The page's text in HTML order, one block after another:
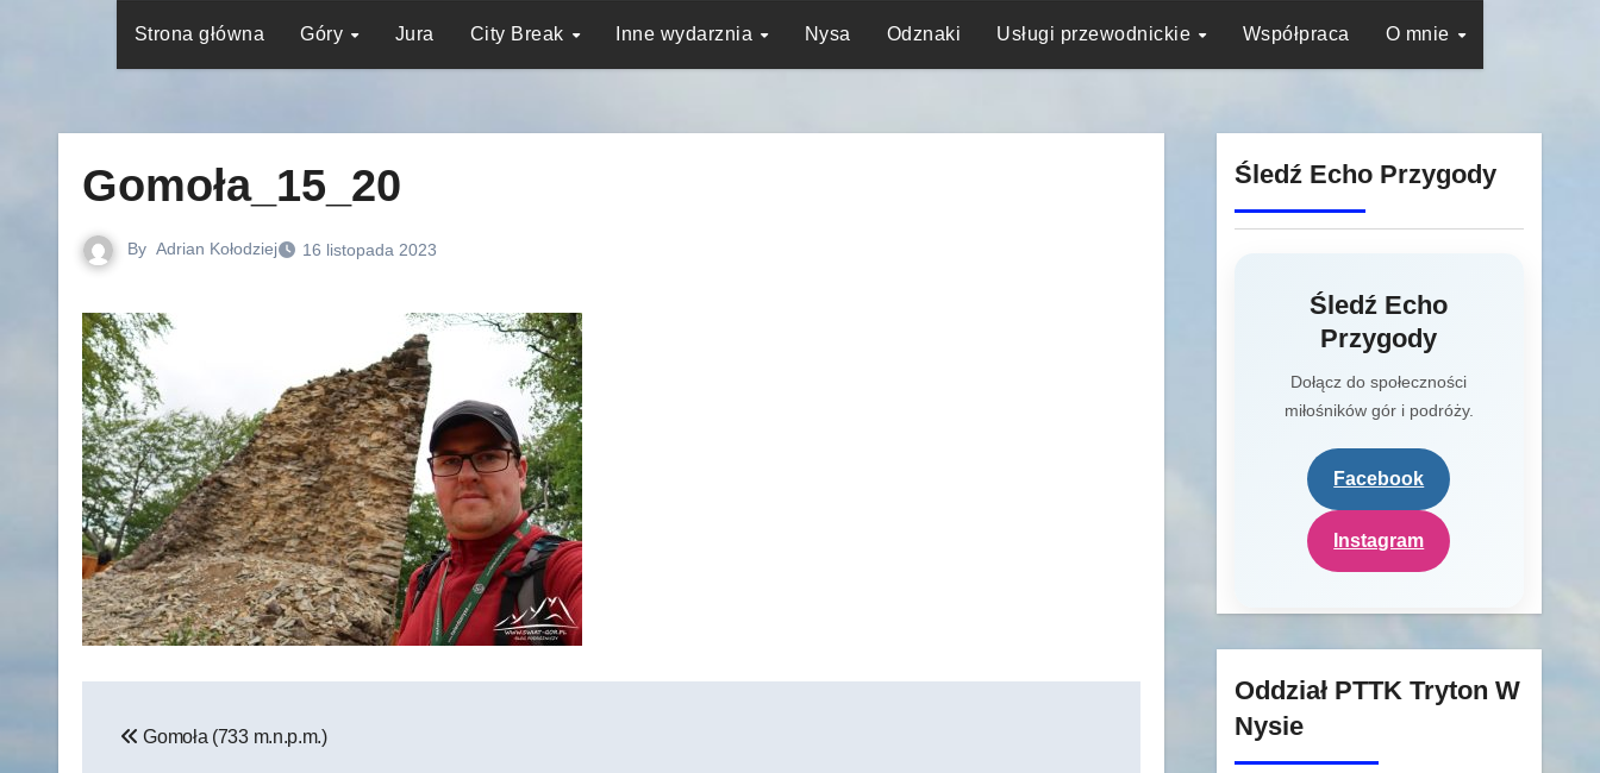
Strona główna Góry Jura City Break Inne wydarznia Nysa Odznaki Usługi przewodnickie Współpraca O mnie
Gomoła_15_20
By Adrian Kołodziej 16 listopada 2023
wpisu
Gomoła (733 m.n.p.m.)
Śledź Echo Przygody
Śledź Echo
Przygody
Dołącz do społeczności
miłośników gór i podróży.
Facebook
Instagram
Oddział PTTK Tryton W
Nysie